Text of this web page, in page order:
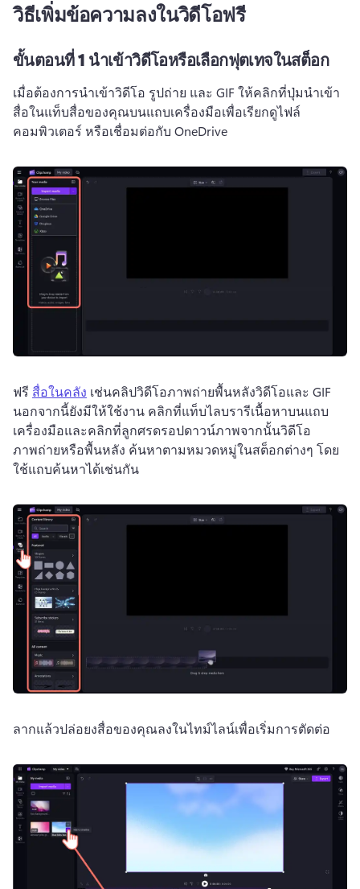
วิธีเพิ่มข้อความลงในวิดีโอฟรี
ขั้นตอนที่ 1 นำเข้าวิดีโอหรือเลือกฟุตเทจในสต็อก
เมื่อต้องการนําเข้าวิดีโอ รูปถ่าย และ GIF ให้คลิกที่ปุ่มนําเข้า
สื่อในแท็บสื่อของคุณบนแถบเครื่องมือเพื่อเรียกดูไฟล์
คอมพิวเตอร์ หรือเชื่อมต่อกับ OneDrive
ฟรี สื่อในคลัง เช่นคลิปวิดีโอภาพถ่ายพื้นหลังวิดีโอและ GIF
นอกจากนี้ยังมีให้ใช้งาน คลิกที่แท็บไลบรารีเนื้อหาบนแถบ
เครื่องมือและคลิกที่ลูกศรดรอปดาวน์ภาพจากนั้นวิดีโอ
ภาพถ่ายหรือพื้นหลัง ค้นหาตามหมวดหมู่ในสต็อกต่างๆ โดย
ใช้แถบค้นหาได้เช่นกัน
ลากแล้วปล่อยงสื่อของคุณลงในไทม์ไลน์เพื่อเริ่มการตัดต่อ